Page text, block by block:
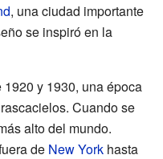
, una ciudad importante
se inspiró en la
y 1930, una época
Cuando se
alto del mundo.
de New York hasta